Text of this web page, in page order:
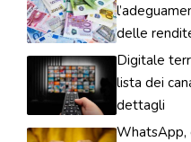
delle
Digitale
lista dei
dettagli
WhatsApp,